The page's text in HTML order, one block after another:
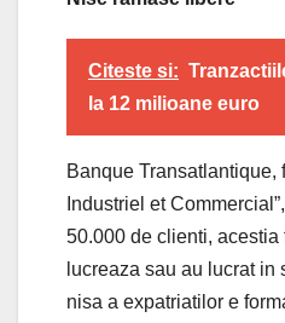
Citeste si:
la 12 milioane euro
Banque Transatlantique,
Industriel et
50.000 de clienti,
lucreaza sau au lucrat in
nisa a expatriatilor e